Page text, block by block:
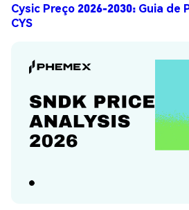
Cysic Preço 2026-2030: Guia
CYS